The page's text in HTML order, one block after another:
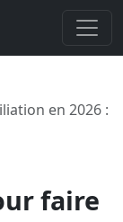
en 2026 :
faire